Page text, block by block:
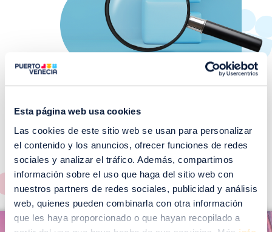
Esta página web usa cookies
Las cookies de este sitio web se usan para personalizar
el contenido y los anuncios, ofrecer funciones de redes
sociales y analizar el tráfico. Además, compartimos
información sobre el uso que haga del sitio web con
nuestros partners de redes sociales, publicidad y análisis
web, quienes pueden combinarla con otra información
que les haya proporcionado o que hayan recopilado a
¡No te pierdas nuestros
EVENTOS!
Ver todos >
m